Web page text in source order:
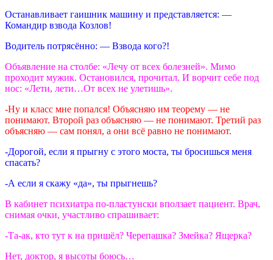
Останавливает гаишник машину и представляется: —
Командир взвода Козлов!
Водитель потрясённо: — Взвода кого?!
Объявление на столбе: «Лечу от всех болезней». Мимо
проходит мужик. Остановился, прочитал. И ворчит себе под
нос: «Лети, лети…От всех не улетишь».
-Ну и класс мне попался! Объясняю им теорему — не
понимают. Второй раз объясняю — не понимают. Третий раз
объясняю — сам понял, а они всё равно не понимают.
-Дорогой, если я прыгну с этого моста, ты бросишься меня
спасать?
-А если я скажу «да», ты прыгнешь?
В кабинет психиатра по-пластунски вползает пациент. Врач,
снимая очки, участливо спрашивает:
-Та-ак, кто тут к на пришёл? Черепашка? Змейка? Ящерка?
Нет, доктор, я высоты боюсь…